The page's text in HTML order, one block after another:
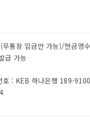
무통장 입금만 가능)/현금영
급 가능
호 : KEB 하나은행 189-